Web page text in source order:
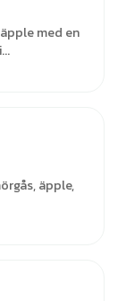
med en
äpple,